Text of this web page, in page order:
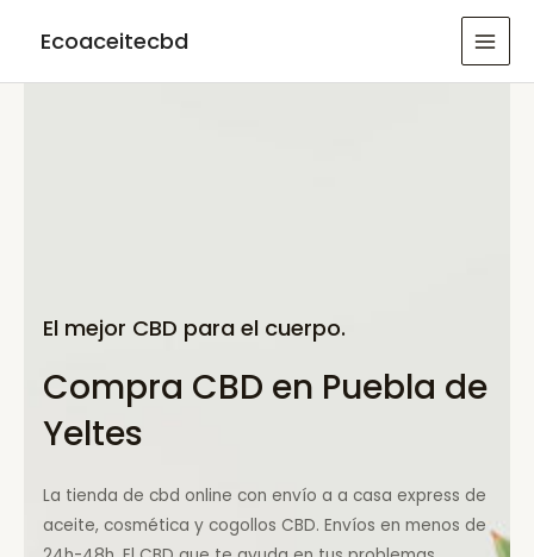
Ecoaceitecbd
El mejor CBD para el cuerpo.
Compra CBD en Puebla de
Yeltes
La tienda de cbd online con envío a a casa express de
aceite, cosmética y cogollos CBD. Envíos en menos de